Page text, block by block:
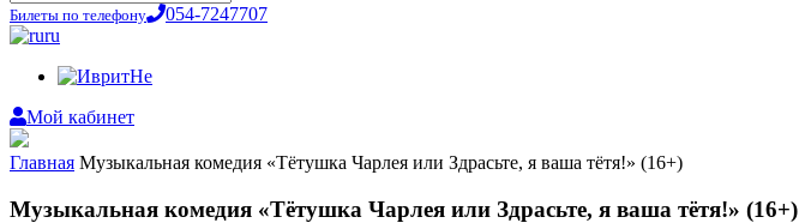
Билеты по телефону
054-7247707
ru
He
Мой кабинет
Главная Музыкальная комедия «Тётушка Чарлея или Здрасьте, я ваша тётя!» (16+)
Музыкальная комедия «Тётушка Чарлея или Здрасьте, я ваша тётя!» (16+)